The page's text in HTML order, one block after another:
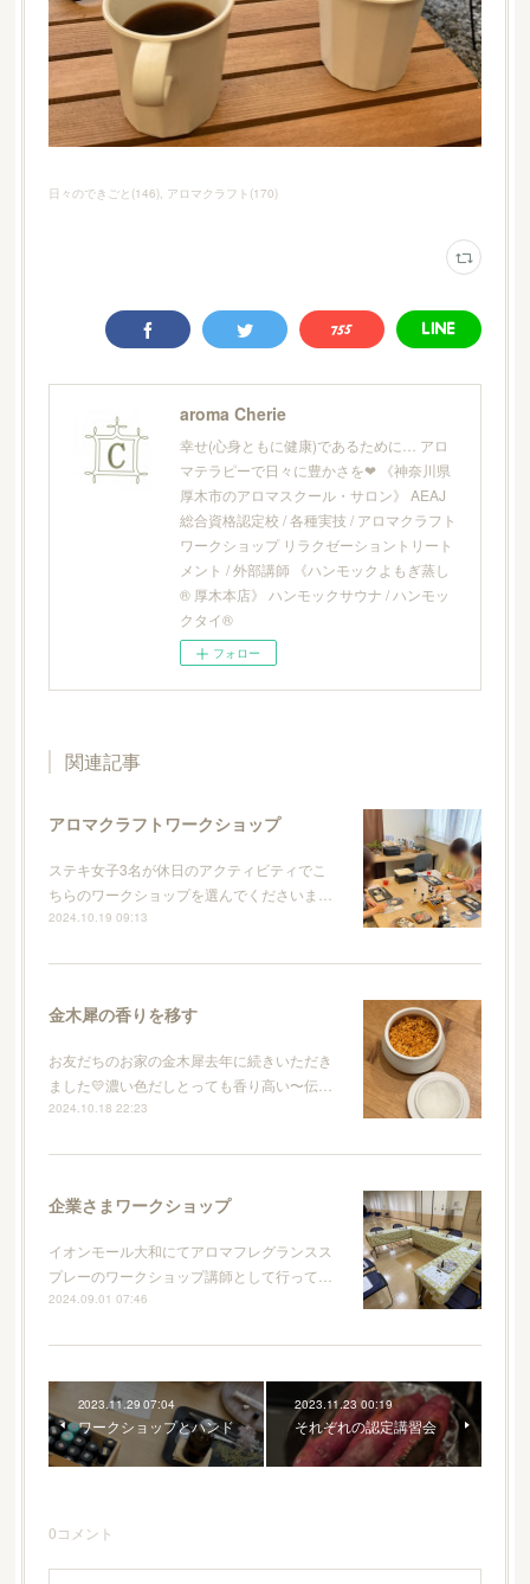
日々のできごと (146) アロマクラフト (170)
aroma Cherie
幸せ(心身ともに健康)であるために… アロ
マテラピーで日々に豊かさを❤︎ 《神奈川県
厚木市のアロマスクール・サロン》 AEAJ
総合資格認定校 / 各種実技 / アロマクラフト
ワークショップ リラクゼーショントリート
メント / 外部講師 《ハンモックよもぎ蒸し
® 厚木本店》 ハンモックサウナ / ハンモッ
クタイ®
フォロー
関連記事
アロマクラフトワークショップ
ステキ女子3名が休日のアクティビティでこ
ちらのワークショップを選んでくださいま…
2024.10.19 09:13
金木犀の香りを移す
お友だちのお家の金木犀去年に続きいただき
ました💛濃い色だしとっても香り高い〜伝…
2024.10.18 22:23
企業さまワークショップ
イオンモール大和にてアロマフレグランスス
プレーのワークショップ講師として行って…
2024.09.01 07:46
2023.11.29 07:04
ワークショップとハンド
2023.11.23 00:19
それぞれの認定講習会
0コメント